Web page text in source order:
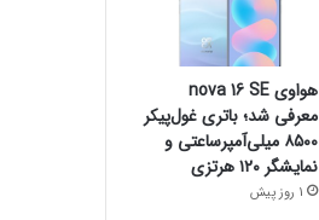
هواوی nova 16 SE
معرفی شد؛ باتری غول‌پیکر
۸۵۰۰ میلی‌آمپرساعتی و
نمایشگر ۱۲۰ هرتزی
1 روز پیش